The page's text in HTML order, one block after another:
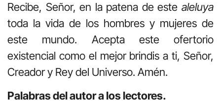
Recibe, Señor, en la patena de este aleluya
toda la vida de los hombres y mujeres de
este mundo. Acepta este ofertorio
existencial como el mejor brindis a ti, Señor,
Creador y Rey del Universo. Amén.
Palabras del autor a los lectores.